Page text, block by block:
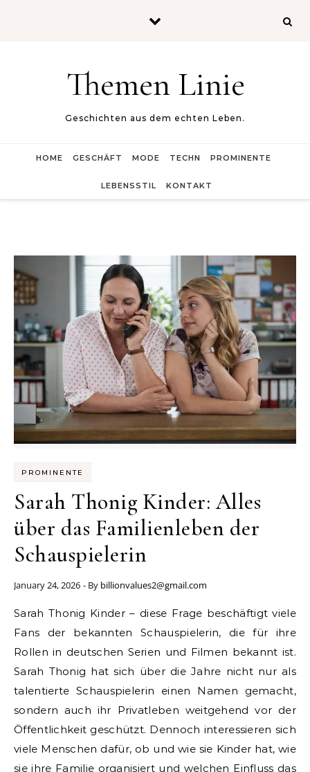
Themen Linie
Geschichten aus dem echten Leben.
HOME GESCHÄFT MODE TECHN PROMINENTE
LEBENSSTIL KONTAKT
PROMINENTE
Sarah Thonig Kinder: Alles
über das Familienleben der
Schauspielerin
January 24, 2026 - By billionvalues2@gmail.com
Sarah Thonig Kinder – diese Frage beschäftigt viele
Fans der bekannten Schauspielerin, die für ihre
Rollen in deutschen Serien und Filmen bekannt ist.
Sarah Thonig hat sich über die Jahre nicht nur als
talentierte Schauspielerin einen Namen gemacht,
sondern auch ihr Privatleben weitgehend vor der
Öffentlichkeit geschützt. Dennoch interessieren sich
viele Menschen dafür, ob und wie sie Kinder hat, wie
sie ihre Familie organisiert und welchen Einfluss das